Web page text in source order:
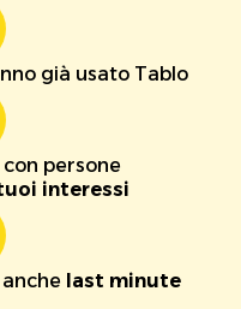
già usato Tablo
persone
interessi
last minute